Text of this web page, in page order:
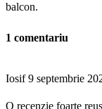
balcon.
1 comentariu
Iosif 9 septembrie
O recenzie foarte